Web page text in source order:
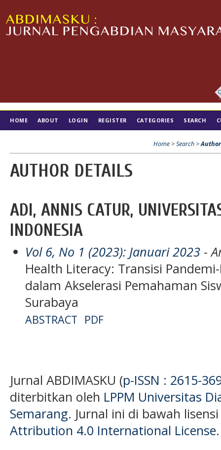
HOME ABOUT LOGIN REGISTER CATEGORIES SEARCH
Home >Search >
AUTHOR DETAILS
ADI, ANNIS CATUR,
INDONESIA
Vol 6, No 1 (2023): Januari 2023 -
Health Literacy: Transisi
dalam Akselerasi Pemahaman
Surabaya
ABSTRACT PDF
Jurnal ABDIMASKU (p-ISSN : 2615-
diterbitkan oleh LPPM Universitas
Semarang. Jurnal ini di bawah
Attribution 4.0 International License.